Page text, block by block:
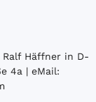
Häffner in D-
4a | eMail: